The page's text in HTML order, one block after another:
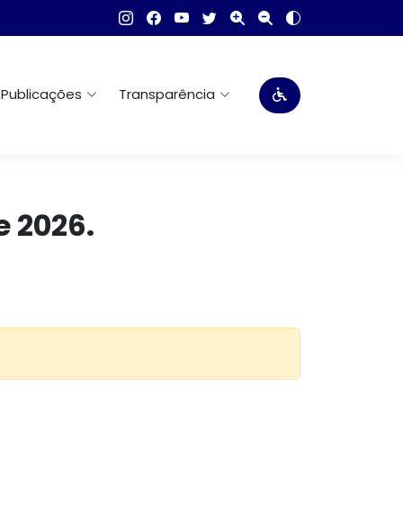
Publicações Transparência
2026.